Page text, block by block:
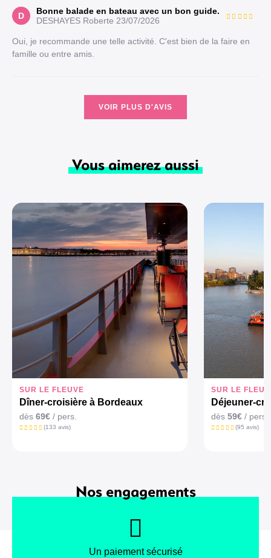
D
Bonne balade en bateau avec un bon guide.
DESHAYES Roberte 23/07/2026
Oui, je recommande une telle activité. C'est bien de la faire en
famille ou entre amis.
VOIR PLUS D'AVIS
Vous aimerez aussi
SUR LE FLEUVE
Dîner-croisière à Bordeaux
dès 69€ / pers.
(133 avis)
SUR LE
Déjeuner-
dès59€ / pers.
(95 avis)
Nos engagements
Un paiement sécurisé